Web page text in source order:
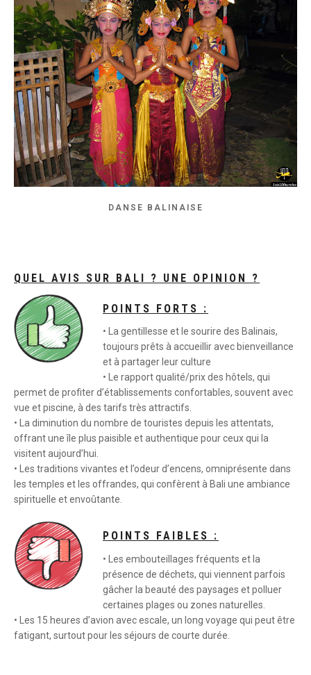
DANSE BALINAISE
QUEL AVIS SUR BALI ? UNE OPINION ?
POINTS FORTS :
• La gentillesse et le sourire des Balinais,
toujours prêts à accueillir avec bienveillance
et à partager leur culture
• Le rapport qualité/prix des hôtels, qui
permet de profiter d’établissements confortables, souvent avec
vue et piscine, à des tarifs très attractifs.
• La diminution du nombre de touristes depuis les attentats,
offrant une île plus paisible et authentique pour ceux qui la
visitent aujourd’hui.
• Les traditions vivantes et l’odeur d’encens, omniprésente dans
les temples et les offrandes, qui confèrent à Bali une ambiance
spirituelle et envoûtante.
POINTS FAIBLES :
• Les embouteillages fréquents et la
présence de déchets, qui viennent parfois
gâcher la beauté des paysages et polluer
certaines plages ou zones naturelles.
• Les 15 heures d’avion avec escale, un long voyage qui peut être
fatigant, surtout pour les séjours de courte durée.